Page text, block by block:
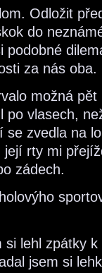
Odložit
do
podobné
za nás oba.
možná
po vlasech,
se zvedla na
její rty mi
zádech.
si lehl zpátky
jsem si